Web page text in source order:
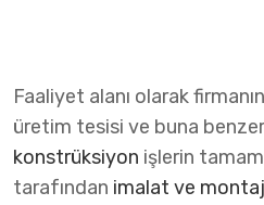
Faaliyet alanı olarak
üretim tesisi ve buna
konstrüksiyon işlerin
tarafından imalat ve montaj